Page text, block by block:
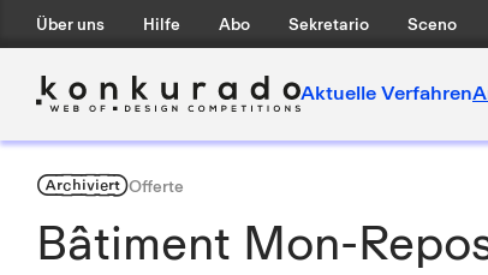
Über uns Hilfe Abo Sekretario Sceno
Aktuelle Verfahren
ArchiviertOfferte
Bâtiment Mon-